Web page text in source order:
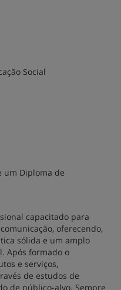
Social
um Diploma de
capacitado para
oferecendo,
sólida e um amplo
Após formado o
e serviços,
de estudos de
de público-alvo. Sempre